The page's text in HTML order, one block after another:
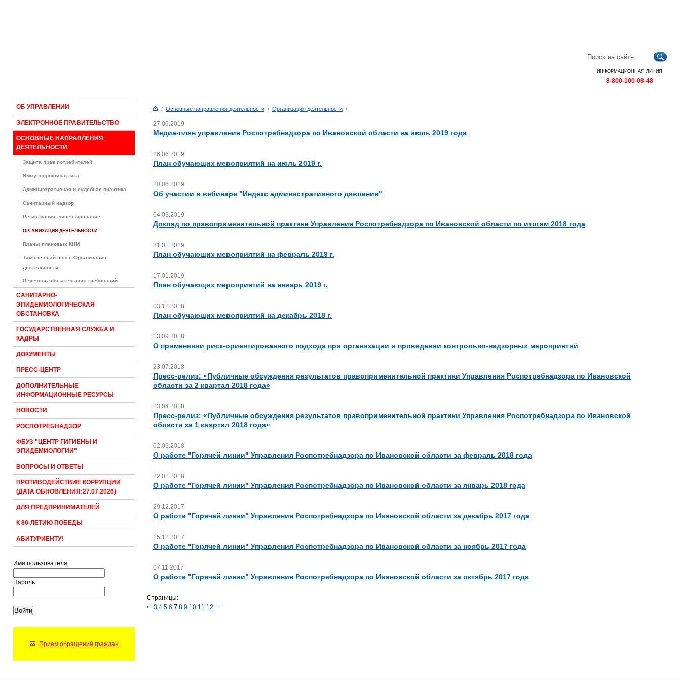
сайта
RSS
ИНФОРМАЦИОННАЯ ЛИНИЯ
8-800-100-08-48
ОБ УПРАВЛЕНИИ
ЭЛЕКТРОННОЕ ПРАВИТЕЛЬСТВО
ОСНОВНЫЕ НАПРАВЛЕНИЯ
ДЕЯТЕЛЬНОСТИ
Защита прав потребителей
Иммунопрофилактика
Административная и судебная практика
Санитарный надзор
Регистрация, лицензирование
ОРГАНИЗАЦИЯ ДЕЯТЕЛЬНОСТИ
Планы плановых КНМ
Таможенный союз. Организация
деятельности
Перечень обязательных требований
САНИТАРНО-
ЭПИДЕМИОЛОГИЧЕСКАЯ
ОБСТАНОВКА
ГОСУДАРСТВЕННАЯ СЛУЖБА И
КАДРЫ
ДОКУМЕНТЫ
ПРЕСС-ЦЕНТР
ДОПОЛНИТЕЛЬНЫЕ
ИНФОРМАЦИОННЫЕ РЕСУРСЫ
НОВОСТИ
РОСПОТРЕБНАДЗОР
ФБУЗ "ЦЕНТР ГИГИЕНЫ И
ЭПИДЕМИОЛОГИИ"
ВОПРОСЫ И ОТВЕТЫ
ПРОТИВОДЕЙСТВИЕ КОРРУПЦИИ
(ДАТА ОБНОВЛЕНИЯ:27.07.2026)
ДЛЯ ПРЕДПРИНИМАТЕЛЕЙ
К 80-ЛЕТИЮ ПОБЕДЫ
АБИТУРИЕНТУ!
Имя пользователя
Пароль
Приём обращений граждан
/ Основные направления деятельности/ Организация деятельности/
27.06.2019
Медиа-план управления Роспотребнадзора по Ивановской области на июль 2019 года
26.06.2019
План обучающих мероприятий на июль 2019 г.
20.06.2019
Об участии в вебинаре "Индекс административного давления"
04.03.2019
Доклад по правоприменительной практике Управления Роспотребнадзора по Ивановской области по итогам 2018 года
31.01.2019
План обучающих мероприятий на февраль 2019 г.
17.01.2019
План обучающих мероприятий на январь 2019 г.
03.12.2018
План обучающих мероприятий на декабрь 2018 г.
13.09.2018
О применении риск-ориентированного подхода при организации и проведении контрольно-надзорных мероприятий
23.07.2018
Пресс-релиз: «Публичные обсуждения результатов правоприменительной практики Управления Роспотребнадзора по Ивановской
области за 2 квартал 2018 года»
23.04.2018
Пресс-релиз: «Публичные обсуждения результатов правоприменительной практики Управления Роспотребнадзора по Ивановской
области за 1 квартал 2018 года»
02.03.2018
О работе "Горячей линии" Управления Роспотребнадзора по Ивановской области за февраль 2018 года
22.02.2018
О работе "Горячей линии" Управления Роспотребнадзора по Ивановской области за январь 2018 года
29.12.2017
О работе "Горячей линии" Управления Роспотребнадзора по Ивановской области за декабрь 2017 года
15.12.2017
О работе "Горячей линии" Управления Роспотребнадзора по Ивановской области за ноябрь 2017 года
07.11.2017
О работе "Горячей линии" Управления Роспотребнадзора по Ивановской области за октябрь 2017 года
Страницы:
3 4 5 6 7 8 9 10 11 12